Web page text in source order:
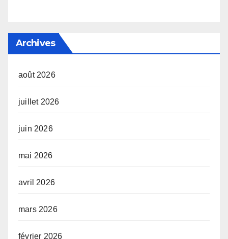
Archives
août 2026
juillet 2026
juin 2026
mai 2026
avril 2026
mars 2026
février 2026